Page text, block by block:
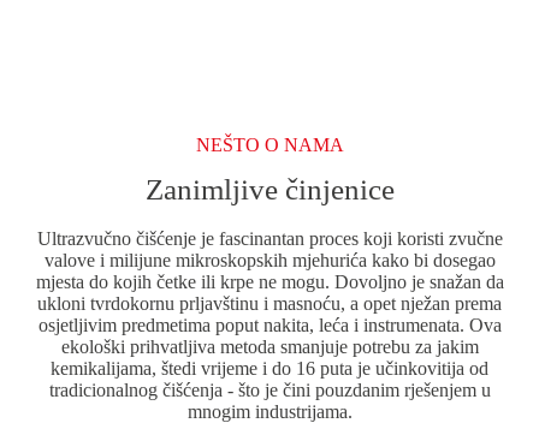
NEŠTO O NAMA
Zanimljive činjenice
Ultrazvučno čišćenje je fascinantan proces koji koristi zvučne
valove i milijune mikroskopskih mjehurića kako bi dosegao
mjesta do kojih četke ili krpe ne mogu. Dovoljno je snažan da
ukloni tvrdokornu prljavštinu i masnoću, a opet nježan prema
osjetljivim predmetima poput nakita, leća i instrumenata. Ova
ekološki prihvatljiva metoda smanjuje potrebu za jakim
kemikalijama, štedi vrijeme i do 16 puta je učinkovitija od
tradicionalnog čišćenja - što je čini pouzdanim rješenjem u
mnogim industrijama.